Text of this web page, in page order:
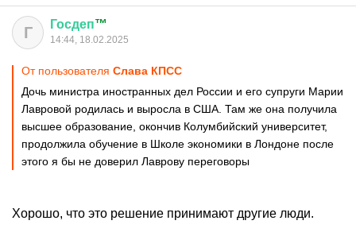
Г Госдеп™
14:44, 18.02.2025
От пользователя Слава КПСС
Дочь министра иностранных дел России и его супруги Марии
Лавровой родилась и выросла в США. Там же она получила
высшее образование, окончив Колумбийский университет,
продолжила обучение в Школе экономики в Лондоне после
этого я бы не доверил Лаврову переговоры
Хорошо, что это решение принимают другие люди.